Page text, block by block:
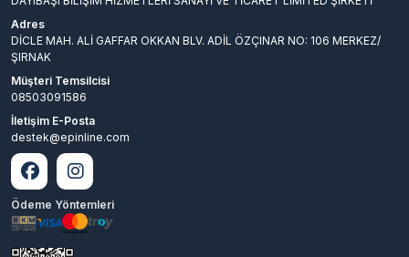
Adres
DİCLE MAH. ALİ GAFFAR OKKAN BLV. ADİL ÖZÇINAR NO: 106 MERKEZ/
ŞIRNAK
Müşteri Temsilcisi
08503091586
İletişim E-Posta
destek@epinline.com
Ödeme Yöntemleri